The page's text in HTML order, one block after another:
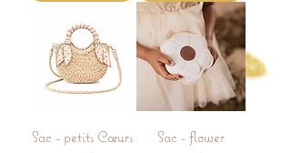
Sac - petits Cœurs Sac - flower